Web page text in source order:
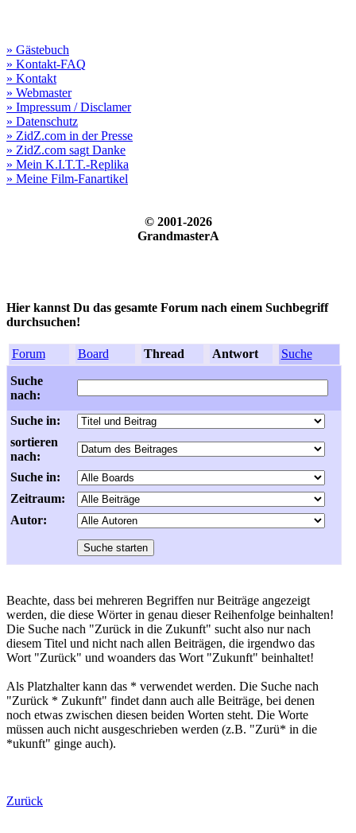
» Gästebuch
» Kontakt-FAQ
» Kontakt
» Webmaster
» Impressum / Disclamer
» Datenschutz
» ZidZ.com in der Presse
» ZidZ.com sagt Danke
» Mein K.I.T.T.-Replika
» Meine Film-Fanartikel
© 2001-2026
GrandmasterA
Hier kannst Du das gesamte Forum nach einem Suchbegriff
durchsuchen!
Forum Board Thread Antwort
Suche
Suche
nach:
Suche in:
sortieren
nach:
Suche in:
Zeitraum:
Autor:
Beachte, dass bei mehreren Begriffen nur Beiträge angezeigt
werden, die diese Wörter in genau dieser Reihenfolge beinhalten!
Die Suche nach "Zurück in die Zukunft" sucht also nur nach
diesem Titel und nicht nach allen Beiträgen, die irgendwo das
Wort "Zurück" und woanders das Wort "Zukunft" beinhaltet!
Als Platzhalter kann das * verwendet werden. Die Suche nach
"Zurück * Zukunft" findet dann auch alle Beiträge, bei denen
noch etwas zwischen diesen beiden Worten steht. Die Worte
müssen auch nicht ausgeschrieben werden (z.B. "Zurü* in die
*ukunft" ginge auch).
Zurück